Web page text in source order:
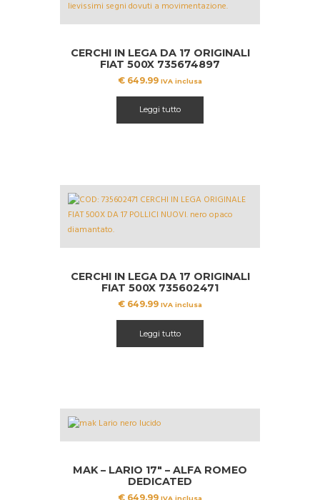
CERCHI IN LEGA DA 17 ORIGINALI
FIAT 500X 735674897
€ 649.99 IVA inclusa
Leggi tutto
CERCHI IN LEGA DA 17 ORIGINALI
FIAT 500X 735602471
€ 649.99 IVA inclusa
Leggi tutto
MAK – LARIO 17″ – ALFA ROMEO
DEDICATED
€ 649.99 IVA inclusa